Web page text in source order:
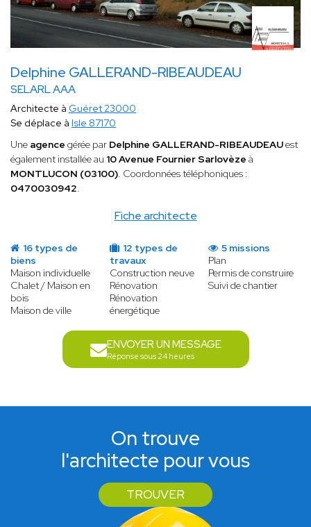
Delphine GALLERAND-RIBEAUDEAU
SELARL AAA
Fiche architecte
Architecte à Guéret 23000
Se déplace à Isle 87170
Une agence gérée par Delphine GALLERAND-RIBEAUDEAUest
également installée au 10 Avenue Fournier Sarlovèze à
MONTLUCON (03100). Coordonnées téléphoniques :
0470030942.
16 types de
biens
Maison individuelle
Chalet / Maison en
bois
Maison de ville
12 types de
travaux
Construction neuve
Rénovation
Rénovation
énergétique
5 missions
Plan
Permis de construire
Suivi de chantier
ENVOYER UN MESSAGE
Réponse sous 24 heures
On trouve
l'architecte pour vous
TROUVER